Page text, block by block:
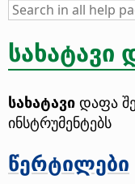
სახატავი
სახატავი დაფა
ინსტრუმენტებს
წერტილები